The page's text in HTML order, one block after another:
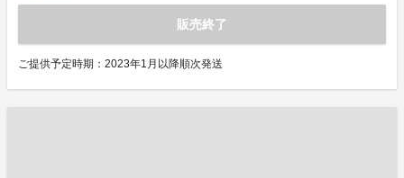
販売終了
ご提供予定時期：2023年1月以降順次発送